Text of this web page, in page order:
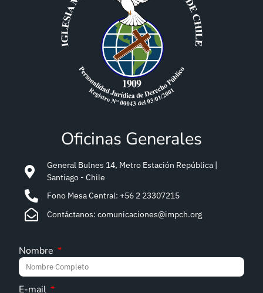
Oficinas Generales
General Bulnes 14, Metro Estación República |
Santiago - Chile
Fono Mesa Central: +56 2 23307215
Contáctanos: comunicaciones@impch.org
Nombre
E-mail